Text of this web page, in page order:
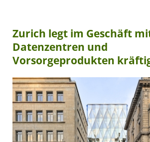
Zurich legt im Geschäft
Datenzentren und
Vorsorgeprodukten